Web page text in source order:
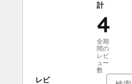
計
4
全期
間の
レビ
ュー
数
レビ